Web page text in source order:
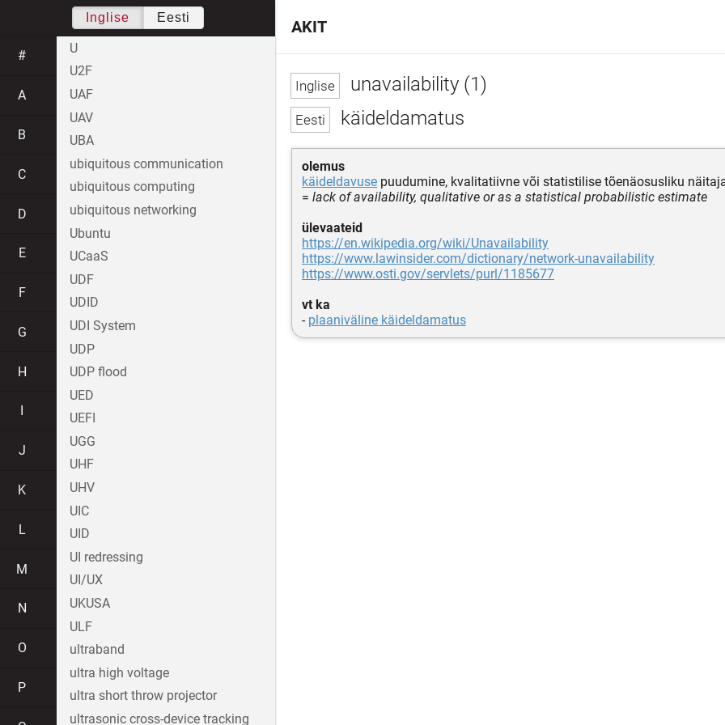
unavailability (1)
käideldamatus
olemus
käideldavuse puudumine, kvalitatiivne või statistilise tõenäosusliku
= lack of availability, qualitative or as a statistical probabilistic estimate
ülevaateid
https://en.wikipedia.org/wiki/Unavailability
https://www.lawinsider.com/dictionary/network-unavailability
https://www.osti.gov/servlets/purl/1185677
vt ka
- plaaniväline käideldamatus
AKIT
Inglise Eesti
#
A
B
C
D
E
F
G
H
J
K
L
M
N
O
P
U
U2F
UAF
UAV
UBA
ubiquitous communication
ubiquitous computing
ubiquitous networking
Ubuntu
UCaaS
UDF
UDID
UDI System
UDP
UDP flood
UED
UEFI
UGG
UHF
UHV
UIC
UID
UI redressing
UI/UX
UKUSA
ULF
ultraband
ultra high voltage
ultra short throw projector
ultrasonic cross-device tracking